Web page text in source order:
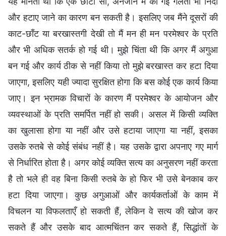
और हटाए जाने का कारण बन सकती है। इसलिए जब मैंने दूसरों की
काट-छाँट या बरखास्तगी देखी तो मैं मन ही मन परमेश्वर के प्रति
और भी अधिक सतर्क हो गई थी। मुझे चिंता थी कि अगर मैं अगुआ
बन गई और कार्य ठीक से नहीं किया तो मुझे बरखास्त कर हटा दिया
जाएगा, इसलिए यही ज्यादा सुरक्षित होगा कि बस कोई एक कार्य किया
जाए। इन भ्रामक विचारों के कारण मैं परमेश्वर के आयोजन और
व्यवस्थाओं के प्रति समर्पित नहीं हो सकी। असल में किसी व्यक्ति
का खुलासा होगा या नहीं और उसे हटाया जाएगा या नहीं, इसका
उसके रुतबे से कोई संबंध नहीं है। यह उसके द्वारा अपनाए गए मार्ग
से निर्धारित होता है। अगर कोई व्यक्ति सत्य का अनुसरण नहीं करता
है तो भले ही वह बिना किसी रुतबे के हो फिर भी उसे बेनकाब कर
हटा दिया जाएगा। कुछ अगुआओं और कार्यकर्ताओं के काम में
विचलन या विफलताएँ हो सकती हैं, लेकिन वे सत्य की खोज कर
सकते हैं और उसके बाद आत्मचिंतन कर सकते हैं, सिद्धांतों के